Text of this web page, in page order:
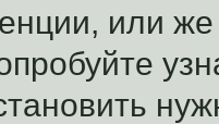
или